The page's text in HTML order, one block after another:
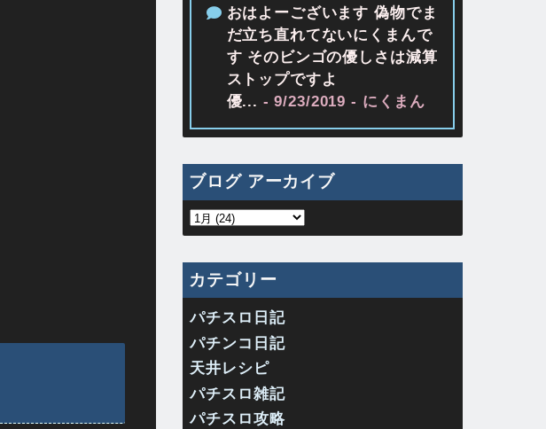
おはよーございます 偽物でま
だ立ち直れてないにくまんで
す そのビンゴの優しさは減算
ストップですよ
優... - 9/23/2019 - にくまん
ブログ アーカイブ
カテゴリー
パチスロ日記
パチンコ日記
天井レシピ
パチスロ雑記
パチスロ攻略